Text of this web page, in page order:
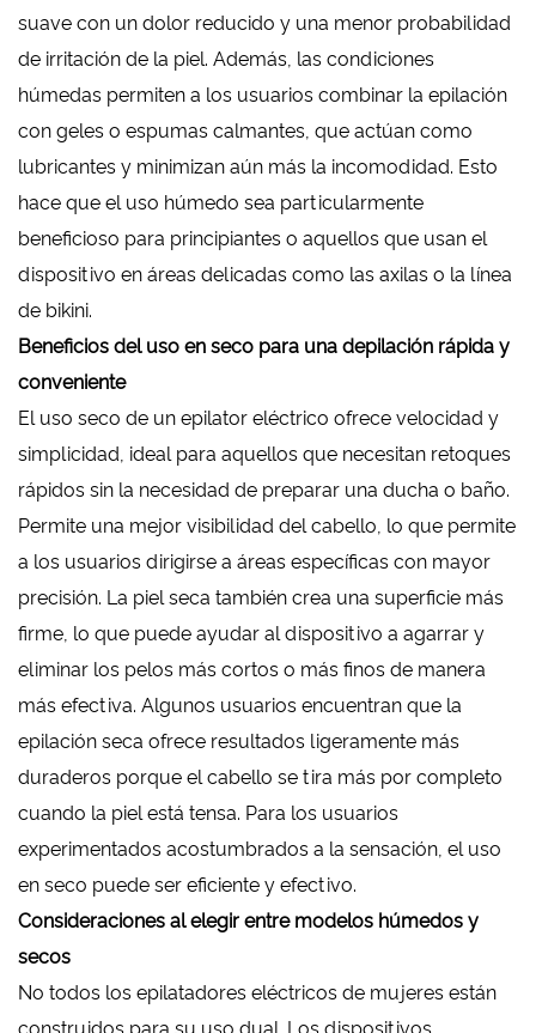
suave con un dolor reducido y una menor probabilidad
de irritación de la piel. Además, las condiciones
húmedas permiten a los usuarios combinar la epilación
con geles o espumas calmantes, que actúan como
lubricantes y minimizan aún más la incomodidad. Esto
hace que el uso húmedo sea particularmente
beneficioso para principiantes o aquellos que usan el
dispositivo en áreas delicadas como las axilas o la línea
de bikini.
Beneficios del uso en seco para una depilación rápida y
conveniente
El uso seco de un epilator eléctrico ofrece velocidad y
simplicidad, ideal para aquellos que necesitan retoques
rápidos sin la necesidad de preparar una ducha o baño.
Permite una mejor visibilidad del cabello, lo que permite
a los usuarios dirigirse a áreas específicas con mayor
precisión. La piel seca también crea una superficie más
firme, lo que puede ayudar al dispositivo a agarrar y
eliminar los pelos más cortos o más finos de manera
más efectiva. Algunos usuarios encuentran que la
epilación seca ofrece resultados ligeramente más
duraderos porque el cabello se tira más por completo
cuando la piel está tensa. Para los usuarios
experimentados acostumbrados a la sensación, el uso
en seco puede ser eficiente y efectivo.
Consideraciones al elegir entre modelos húmedos y
secos
No todos los epilatadores eléctricos de mujeres están